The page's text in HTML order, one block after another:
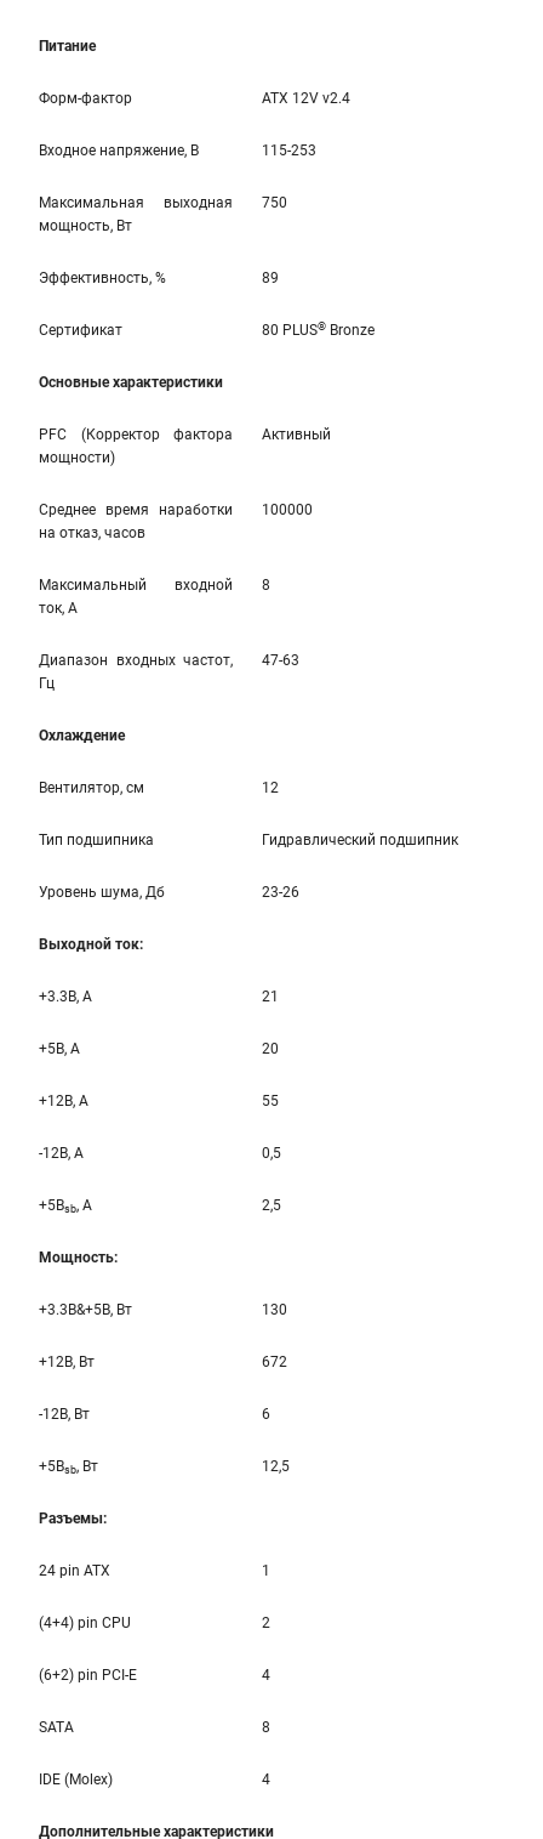
Питание
Форм-фактор ATX 12V v2.4
Входное напряжение, В 115-253
Максимальная выходная
мощность, Вт
750
Эффективность, % 89
Сертификат 80 PLUS® Bronze
Основные характеристики
PFC (Корректор фактора
мощности)
Активный
Среднее время наработки
на отказ, часов
100000
Максимальный входной
ток, А
8
Диапазон входных частот,
Гц
47-63
Охлаждение
Вентилятор, см 12
Тип подшипника Гидравлический подшипник
Уровень шума, Дб 23-26
Выходной ток:
+3.3B, А 21
+5B, А 20
+12B, A 55
-12B, A 0,5
+5Bsb, A 2,5
Мощность:
+3.3B&+5B, Вт 130
+12B, Вт 672
-12B, Вт 6
+5Bsb, Вт 12,5
Разъемы:
24 pin ATX 1
(4+4) pin CPU 2
(6+2) pin PCI-E 4
SATA 8
IDE (Molex) 4
Дополнительные характеристики